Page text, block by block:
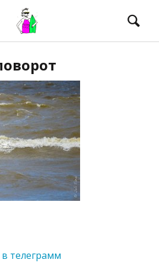
телеграмм